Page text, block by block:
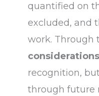
quantified on
excluded, and
work. Through
considerations
recognition,
through future